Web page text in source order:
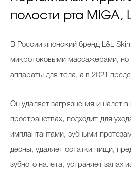
полости рта MIGA,
В России японский бренд L&L
микротоковыми массажерами, но
аппараты для тела, а в 2021
Он удаляет загрязнения и налет
пространствах, подходит для
имплантантами, зубными
десны, удаляет остатки пищи,
зубного налета, устраняет запах